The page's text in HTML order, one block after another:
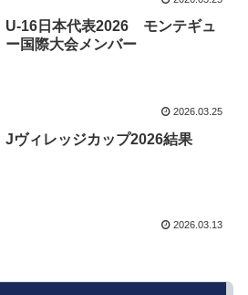
U-16日本代表2026 モンテギュ
ー国際大会メンバー
2026.03.25
Jヴィレッジカップ2026結果
2026.03.13